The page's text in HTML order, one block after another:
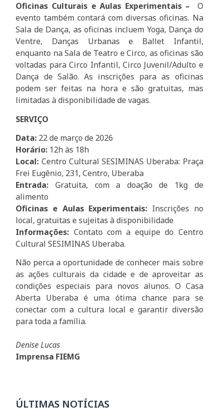
Oficinas Culturais e Aulas Experimentais –
O
evento também contará com diversas oficinas. Na
Sala de Dança, as oficinas incluem Yoga, Dança do
Ventre, Danças Urbanas e Ballet Infantil,
enquanto na Sala de Teatro e Circo, as oficinas são
voltadas para Circo Infantil, Circo Juvenil/Adulto e
Dança de Salão. As inscrições para as oficinas
podem ser feitas na hora e são gratuitas, mas
limitadas à disponibilidade de vagas.
SERVIÇO
Data: 22 de março de 2026
Horário: 12h às 18h
Local: Centro Cultural SESIMINAS Uberaba: Praça
Frei Eugênio, 231, Centro, Uberaba
Entrada: Gratuita, com a doação de 1kg de
alimento
Oficinas e Aulas Experimentais: Inscrições no
local, gratuitas e sujeitas à disponibilidade
Informações: Contato com a equipe do Centro
Cultural SESIMINAS Uberaba.
Não perca a oportunidade de conhecer mais sobre
as ações culturais da cidade e de aproveitar as
condições especiais para novos alunos. O Casa
Aberta Uberaba é uma ótima chance para se
conectar com a cultura local e garantir diversão
para toda a família.
Denise Lucas
Imprensa FIEMG
ÚLTIMAS NOTÍCIAS